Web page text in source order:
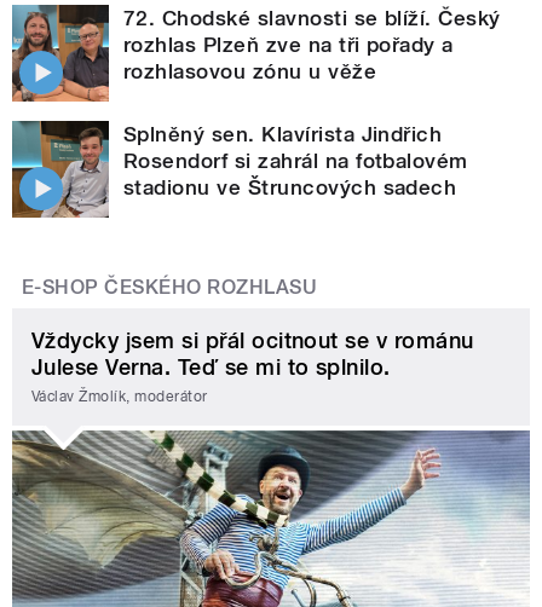
72. Chodské slavnosti se blíží. Český
rozhlas Plzeň zve na tři pořady a
rozhlasovou zónu u věže
Splněný sen. Klavírista Jindřich
Rosendorf si zahrál na fotbalovém
stadionu ve Štruncových sadech
E-SHOP ČESKÉHO ROZHLASU
Vždycky jsem si přál ocitnout se v románu
Julese Verna. Teď se mi to splnilo.
Václav Žmolík, moderátor